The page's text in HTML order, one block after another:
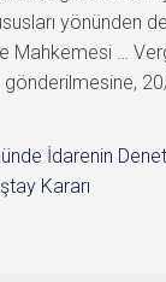
yönünden
…
gönderilmesine,
İdarenin
Kararı